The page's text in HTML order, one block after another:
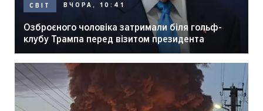
СВІТ ВЧОРА, 10:41
Озброєного чоловіка затримали біля гольф-
клубу Трампа перед візитом президента